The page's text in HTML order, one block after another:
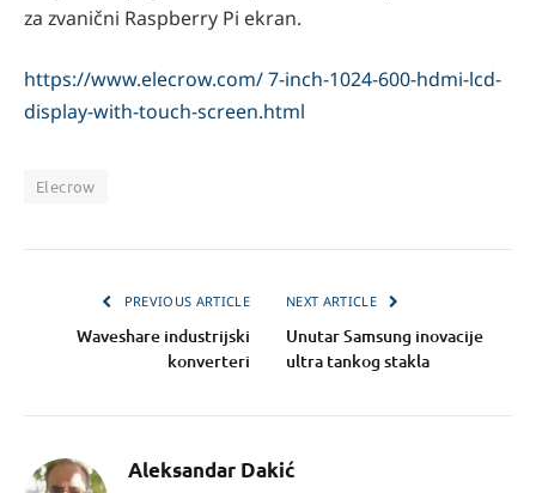
za zvanični Raspberry Pi ekran.
https://www.elecrow.com/ 7-inch-1024-600-hdmi-lcd-
display-with-touch-screen.html
Elecrow
PREVIOUS ARTICLE
Waveshare industrijski
konverteri
NEXT ARTICLE
Unutar Samsung inovacije
ultra tankog stakla
Aleksandar Dakić